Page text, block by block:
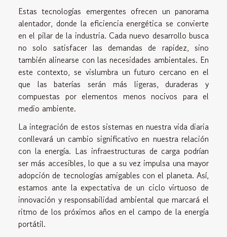
Estas tecnologías emergentes ofrecen un panorama
alentador, donde la eficiencia energética se convierte
en el pilar de la industria. Cada nuevo desarrollo busca
no solo satisfacer las demandas de rapidez, sino
también alinearse con las necesidades ambientales. En
este contexto, se vislumbra un futuro cercano en el
que las baterías serán más ligeras, duraderas y
compuestas por elementos menos nocivos para el
medio ambiente.
La integración de estos sistemas en nuestra vida diaria
conllevará un cambio significativo en nuestra relación
con la energía. Las infraestructuras de carga podrían
ser más accesibles, lo que a su vez impulsa una mayor
adopción de tecnologías amigables con el planeta. Así,
estamos ante la expectativa de un ciclo virtuoso de
innovación y responsabilidad ambiental que marcará el
ritmo de los próximos años en el campo de la energía
portátil.